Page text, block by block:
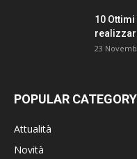
10
23
POPULAR CATEGORY
Attualità
Novità